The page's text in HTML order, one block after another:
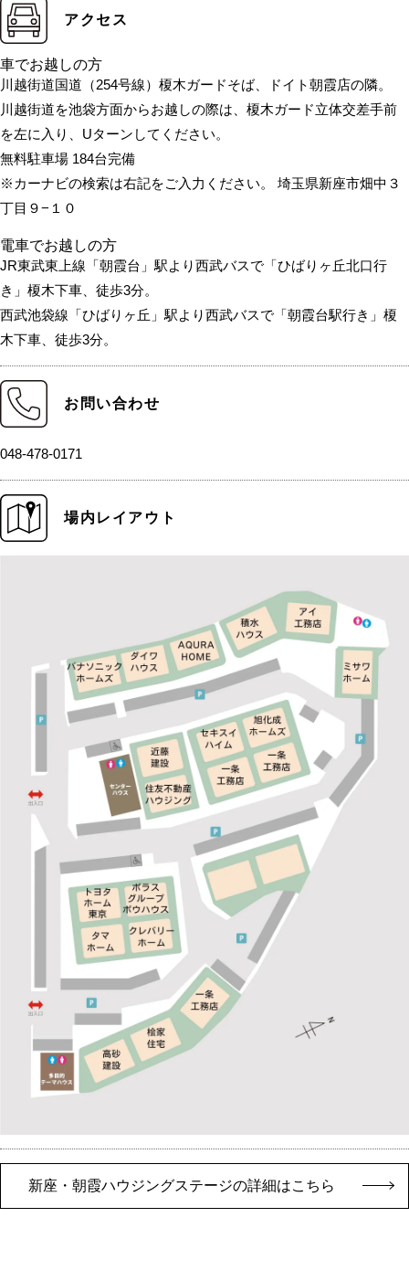
アクセス
車でお越しの方
川越街道国道（254号線）榎木ガードそば、ドイト朝霞店の隣。
川越街道を池袋方面からお越しの際は、榎木ガード立体交差手前
を左に入り、Uターンしてください。
無料駐車場 184台完備
※カーナビの検索は右記をご入力ください。 埼玉県新座市畑中３
丁目９−１０
電車でお越しの方
JR東武東上線「朝霞台」駅より西武バスで「ひばりヶ丘北口行
き」榎木下車、徒歩3分。
西武池袋線「ひばりヶ丘」駅より西武バスで「朝霞台駅行き」榎
木下車、徒歩3分。
お問い合わせ
048-478-0171
場内レイアウト
新座・朝霞ハウジングステージの詳細はこちら